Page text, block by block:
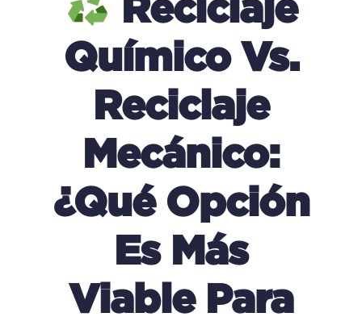
Químico Vs.
Reciclaje
Mecánico:
¿qué Opción
Es Más
Viable Para